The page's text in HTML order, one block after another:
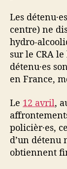
Les
centre) ne
hydro-
sur le CRA
détenu·es
en France,
Le 12 avril,
policièr·es,
d’un détenu
obtiennent